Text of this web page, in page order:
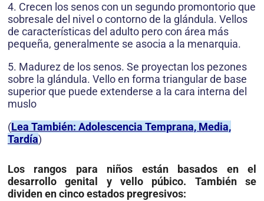
4. Crecen los senos con un segundo promontorio que
sobresale del nivel o contorno de la glándula. Vellos
de características del adulto pero con área más
pequeña, generalmente se asocia a la menarquia.
5. Madurez de los senos. Se proyectan los pezones
sobre la glándula. Vello en forma triangular de base
superior que puede extenderse a la cara interna del
muslo
(Lea También: Adolescencia Temprana, Media,
Tardía)
Los rangos para niños están basados en el
desarrollo genital y vello púbico. También se
dividen en cinco estados pregresivos: